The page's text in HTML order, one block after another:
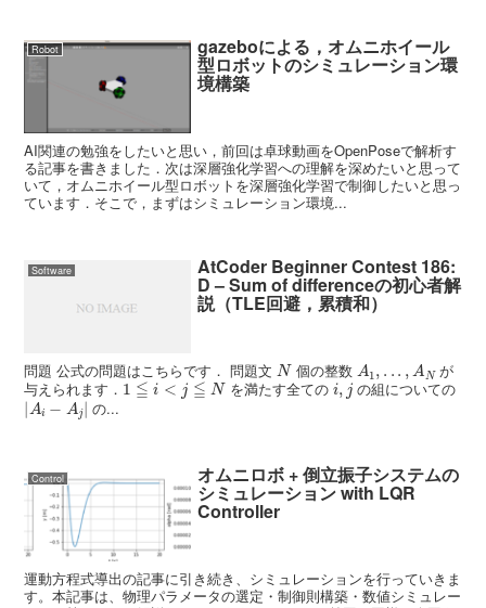
Robot gazeboによる，オムニホイール
型ロボットのシミュレーション環
境構築
AI関連の勉強をしたいと思い，前回は卓球動画をOpenPoseで解析す
る記事を書きました．次は深層強化学習への理解を深めたいと思って
いて，オムニホイール型ロボットを深層強化学習で制御したいと思っ
ています．そこで，まずはシミュレーション環境...
Software AtCoder Beginner Contest 186:
D – Sum of differenceの初心者解
説（TLE回避，累積和）
問題 公式の問題はこちらです． 問題文 個の整数
が
与えられます．
1≦i<j≦N
を満たす全ての
i,j
の組についての
|Ai−Aj|
の...
Control オムニロボ + 倒立振子システムの
シミュレーション with LQR
Controller
運動方程式導出の記事に引き続き、シミュレーションを行っていきま
す。本記事は、物理パラメータの選定・制御則構築・数値シミュレー